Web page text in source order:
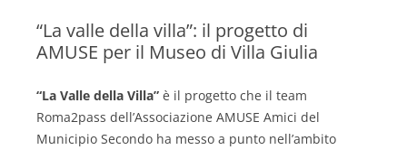
“La valle della villa”: il progetto di
AMUSE per il Museo di Villa Giulia
“La Valle della Villa” è il progetto che il team
Roma2pass dell’Associazione AMUSE Amici del
Municipio Secondo ha messo a punto nell’ambito